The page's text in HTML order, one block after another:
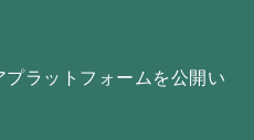
ラットフォームを公開い